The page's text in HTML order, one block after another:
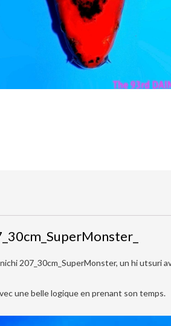
207_30cm_SuperMonster, un hi utsuri
une belle logique en prenant son temps.